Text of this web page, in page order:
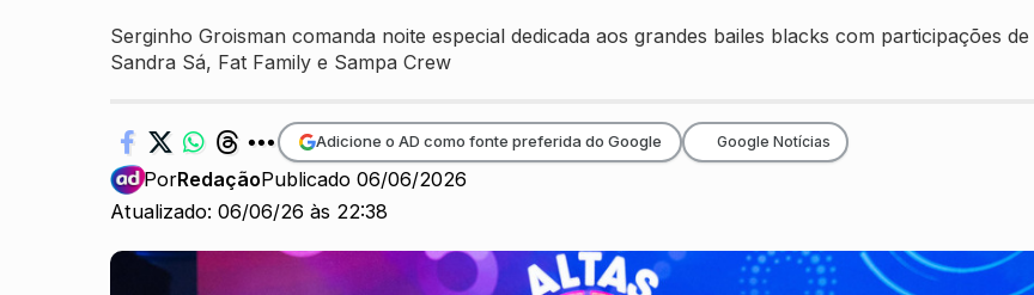
Serginho Groisman comanda noite especial dedicada aos grandes bailes blacks com participações de
Sandra Sá, Fat Family e Sampa Crew
Atualizado: 06/06/26 às 22:38
PorRedaçãoPublicado 06/06/2026
Adicione o AD como fonte preferida do Google Google Notícias